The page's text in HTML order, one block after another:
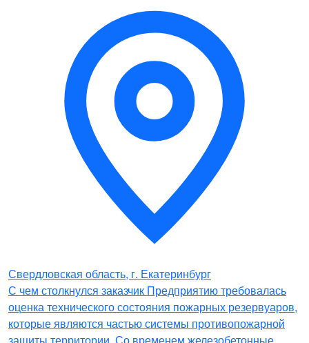
Свердловская область, г. Екатеринбург
С чем столкнулся заказчик Предприятию требовалась
оценка технического состояния пожарных резервуаров,
которые являются частью системы противопожарной
защиты территории. Со временем железобетонные